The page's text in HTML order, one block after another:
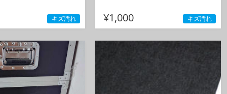
キズ汚れ ¥1,000 キズ汚れ